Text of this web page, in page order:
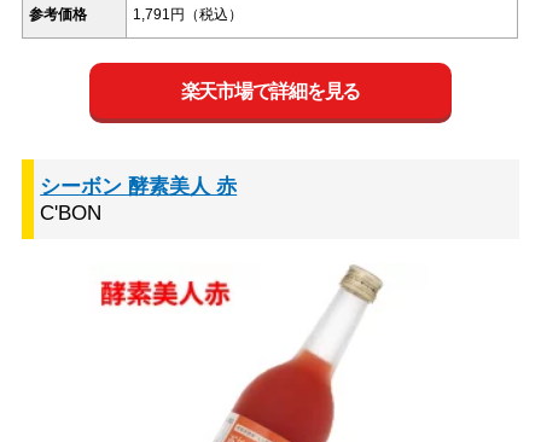
参考価格 1,791円（税込）
楽天市場で詳細を見る
シーボン 酵素美人 赤
C'BON